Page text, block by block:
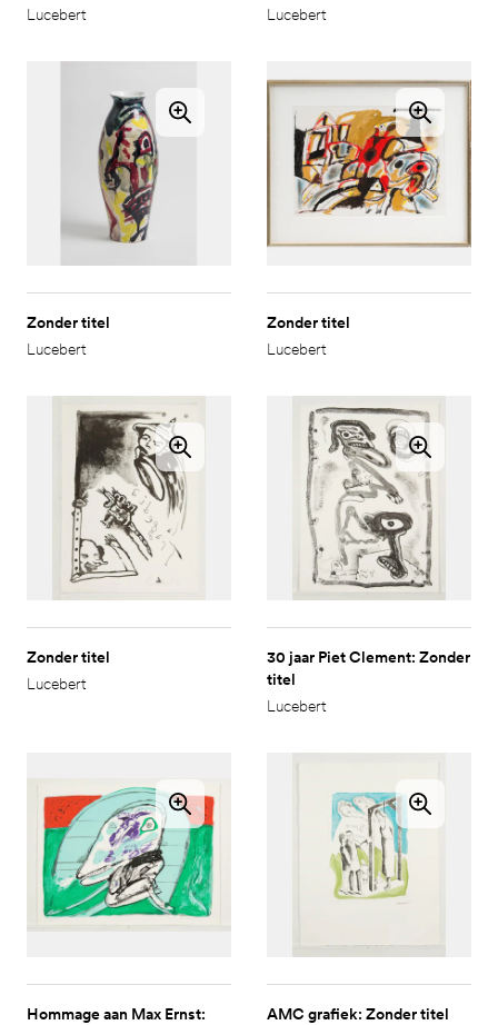
Lucebert
Lucebert
Zonder titel
Lucebert
Zonder titel
Lucebert
Zonder titel
Lucebert
30 jaar Piet Clement: Zonder
titel
Lucebert
Hommage aan Max Ernst:
AMC grafiek: Zonder titel